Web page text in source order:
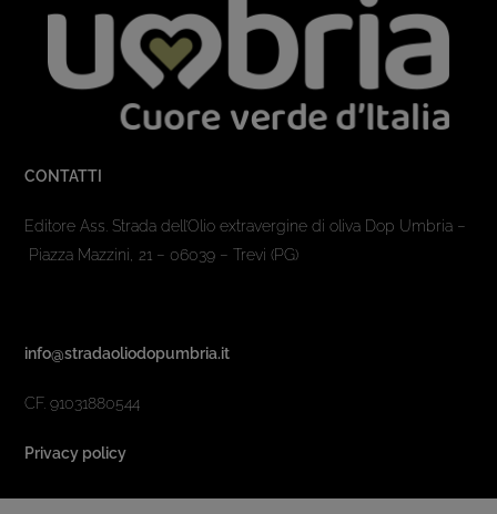
CONTATTI
Editore Ass. Strada dell’Olio extravergine di oliva Dop Umbria –
Piazza Mazzini, 21 – 06039 – Trevi (PG)
info@stradaoliodopumbria.it
CF. 91031880544
Privacy policy